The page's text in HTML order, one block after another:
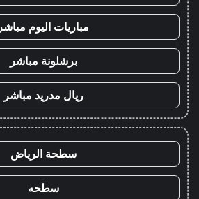
مباريات اليوم مباشر
برشلونة مباشر
ريال مدريد مباشر
سطحة الرياض
سطحه